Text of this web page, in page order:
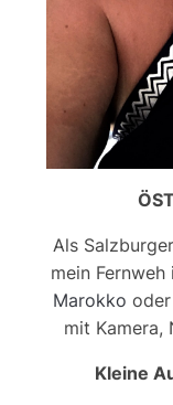
Als
mein
Marokko
mit Kamera,
Kleine